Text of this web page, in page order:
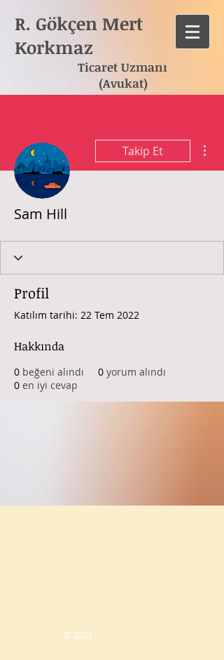
R. Gökçen Mert
Korkmaz
Ticaret Uzmanı
(Avukat)
Takip Et
Sam Hill
Profil
Katılım tarihi: 22 Tem 2022
Hakkında
0 beğeni alındı 0 yorum alındı
0 en iyi cevap
© 2023